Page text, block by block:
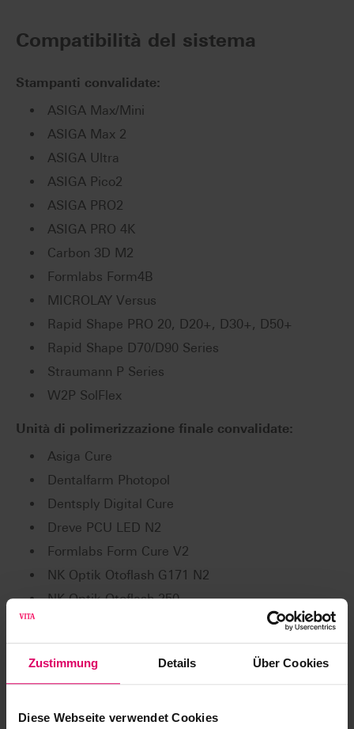
Zustimmung Details Über Cookies
Diese Webseite verwendet Cookies
Compatibilità del sistema
Stampanti convalidate:
ASIGA Max/Mini
ASIGA Max 2
ASIGA Ultra
ASIGA Pico2
ASIGA PRO2
ASIGA PRO 4K
Carbon 3D M2
Formlabs Form4B
MICROLAY Versus
Rapid Shape PRO 20, D20+, D30+, D50+
Rapid Shape D70/D90 Series
Straumann P Series
W2P SolFlex
Unità di polimerizzazione finale convalidate:
Asiga Cure
Dentalfarm Photopol
Dentsply Digital Cure
Dreve PCU LED N2
Formlabs Form Cure V2
NK Optik Otoflash G171 N2
NK Optik Otoflash 250
Rapid Shape RS cure XL
Straumann P Cure